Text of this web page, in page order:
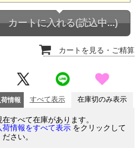
カートに入れる(読込中...)
カートを見る ・ご精算
情報 すべて表示 在庫切のみ表示
在すべて在庫があります。
荷情報をすべて表示 をクリックして
さい。